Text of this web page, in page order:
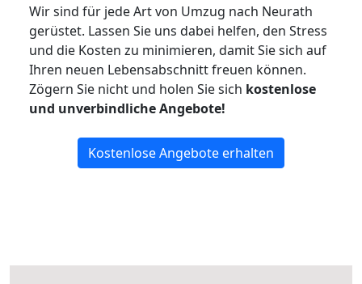
Wir sind für jede Art von Umzug nach Neurath
gerüstet. Lassen Sie uns dabei helfen, den Stress
und die Kosten zu minimieren, damit Sie sich auf
Ihren neuen Lebensabschnitt freuen können.
Zögern Sie nicht und holen Sie sich kostenlose
und unverbindliche Angebote!
Kostenlose Angebote erhalten